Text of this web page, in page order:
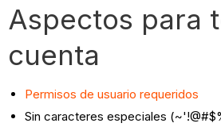
Aspectos para
cuenta
Permisos de usuario requeridos
Sin caracteres especiales